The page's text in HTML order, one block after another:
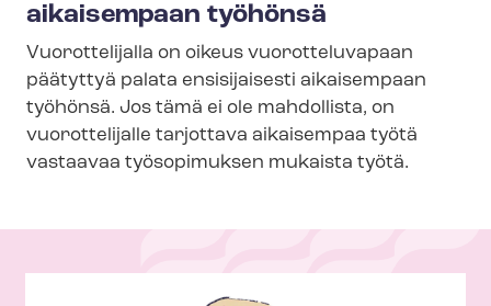
aikaisempaan työhönsä
Vuorottelijalla on oikeus vuorotteluvapaan
päätyttyä palata ensisijaisesti aikaisempaan
työhönsä. Jos tämä ei ole mahdollista, on
vuorottelijalle tarjottava aikaisempaa työtä
vastaavaa työsopimuksen mukaista työtä.